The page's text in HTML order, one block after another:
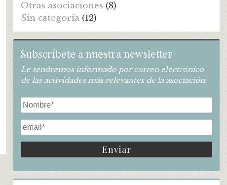
Otras asociaciones (8)
Sin categoría (12)
Subscríbete a nuestra newsletter
Le tendremos informado por correo electrónico
de las actividades más relevantes de la asociación.